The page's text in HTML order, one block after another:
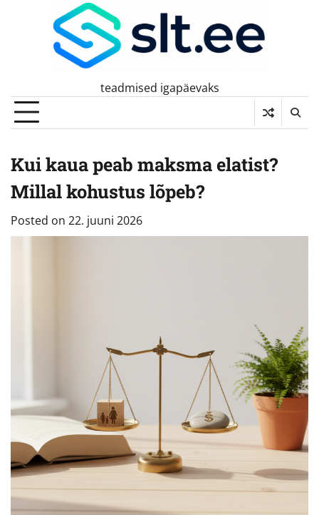
teadmised igapäevaks
Kui kaua peab maksma elatist?
Millal kohustus lõpeb?
Posted on 22. juuni 2026